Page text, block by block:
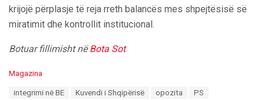
krijojë përplasje të reja rreth balancës mes shpejtësisë së
miratimit dhe kontrollit institucional.
Botuar fillimisht nëBota Sot
C
Magazina
integrimi në BE Kuvendi i Shqipërisë opozita
PS